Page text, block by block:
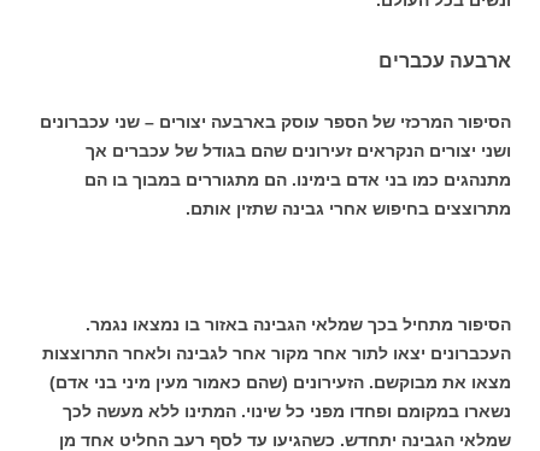
ארבעה עכברים
הסיפור המרכזי של הספר עוסק בארבעה יצורים – שני עכברונים
ושני יצורים הנקראים זעירונים שהם בגודל של עכברים אך
מתנהגים כמו בני אדם בימינו. הם מתגוררים במבוך בו הם
מתרוצצים בחיפוש אחרי גבינה שתזין אותם.
הסיפור מתחיל בכך שמלאי הגבינה באזור בו נמצאו נגמר.
העכברונים יצאו לתור אחר מקור אחר לגבינה ולאחר התרוצצות
מצאו את מבוקשם. הזעירונים (שהם כאמור מעין מיני בני אדם)
נשארו במקומם ופחדו מפני כל שינוי. המתינו ללא מעשה לכך
שמלאי הגבינה יתחדש. כשהגיעו עד לסף רעב החליט אחד מן